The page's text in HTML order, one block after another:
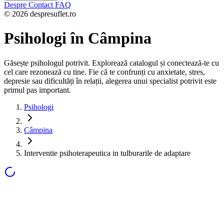
Despre Contact FAQ
© 2026 despresuflet.ro
Psihologiîn Câmpina
Găsește psihologul potrivit. Explorează catalogul și conectează-te cu
cel care rezonează cu tine. Fie că te confrunți cu anxietate, stres,
depresie sau dificultăți în relații, alegerea unui specialist potrivit este
primul pas important.
Psihologi
Câmpina
Interventie psihoterapeutica in tulburarile de adaptare